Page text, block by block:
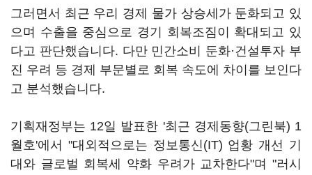
그러면서 최근 우리 경제 물가 상승세가 둔화되고 있
으며 수출을 중심으로 경기 회복조짐이 확대되고 있
다고 판단했습니다. 다만 민간소비 둔화·건설투자 부
진 우려 등 경제 부문별로 회복 속도에 차이를 보인다
고 분석했습니다.
기획재정부는 12일 발표한 '최근 경제동향(그린북) 1
월호'에서 "대외적으로는 정보통신(IT) 업황 개선 기
대와 글로벌 회복세 약화 우려가 교차한다"며 "러시